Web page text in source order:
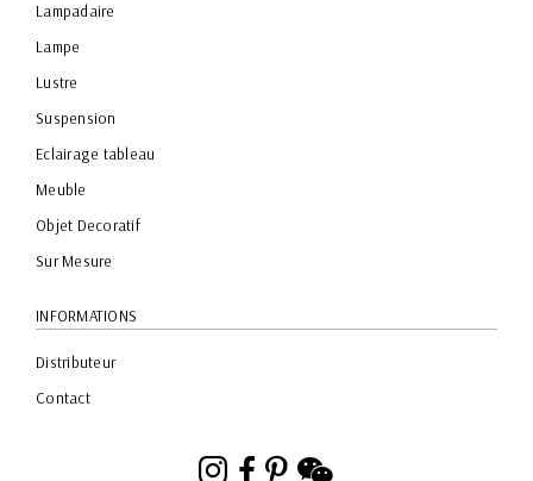
Lampadaire
Lampe
Lustre
Suspension
Eclairage tableau
Meuble
Objet Decoratif
Sur Mesure
INFORMATIONS
Distributeur
Contact
Instagram
Facebook
Pinterest
WeChat